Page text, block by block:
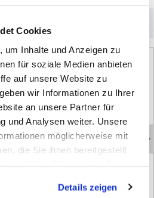
Cookies
um Inhalte und Anzeigen zu
für soziale Medien anbieten
auf unsere Website zu
wir Informationen zu Ihrer
an unsere Partner für
und Analysen weiter. Unsere
möglicherweise mit
die Sie ihnen bereitgestellt
Webseite weiterhin nutzen.
Details zeigen
But yl ban d Ro lle